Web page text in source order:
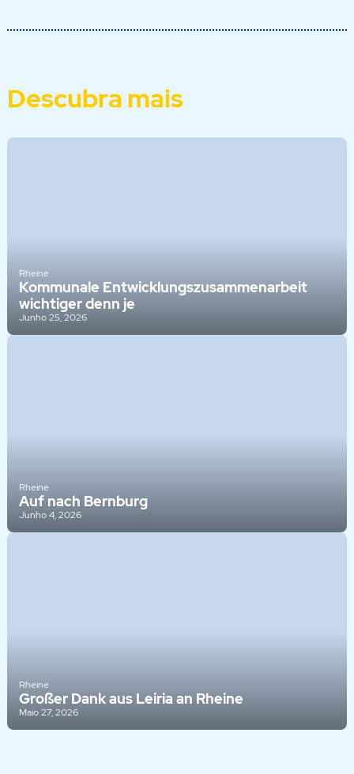
Descubra mais
Rheine
Kommunale Entwicklungszusammenarbeit
wichtiger denn je
Junho 25, 2026
Rheine
Auf nach Bernburg
Junho 4, 2026
Rheine
Großer Dank aus Leiria an Rheine
Maio 27, 2026